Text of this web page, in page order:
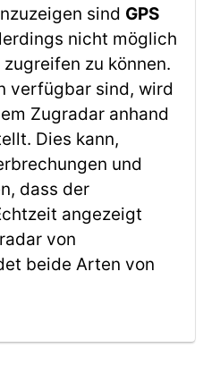
sind GPS
nicht möglich
zu können.
verfügbar sind, wird
Zugradar anhand
Dies kann,
und
dass der
angezeigt
von
beide Arten von